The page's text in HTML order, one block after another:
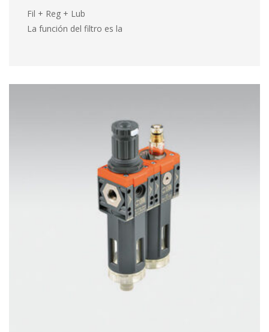
Fil + Reg + Lub
La función del filtro es la